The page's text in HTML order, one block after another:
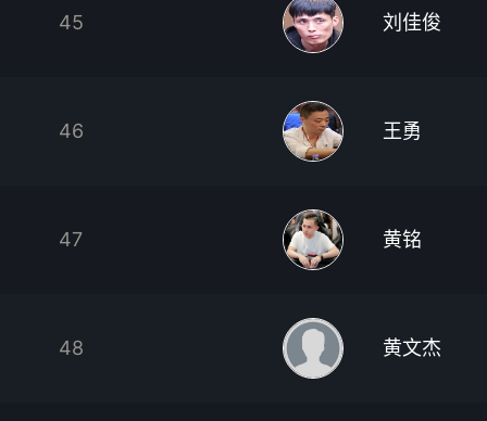
45 刘佳俊
46 王勇
47 黄铭
48 黄文杰